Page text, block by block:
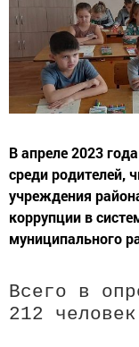
В апреле 2023
среди родителей,
учреждения
коррупции в
муниципального
Всего в
212